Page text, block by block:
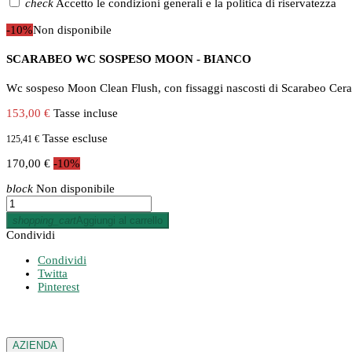
check Accetto le condizioni generali e la politica di riservatezza
-10%Non disponibile
SCARABEO WC SOSPESO MOON - BIANCO
Wc sospeso Moon Clean Flush, con fissaggi nascosti di Scarabeo
153,00 € Tasse incluse
125,41 € Tasse escluse
170,00 € -10%
block Non disponibile
shopping_cartAggiungi al carrello
Condividi
Condividi
Twitta
Pinterest
AZIENDA